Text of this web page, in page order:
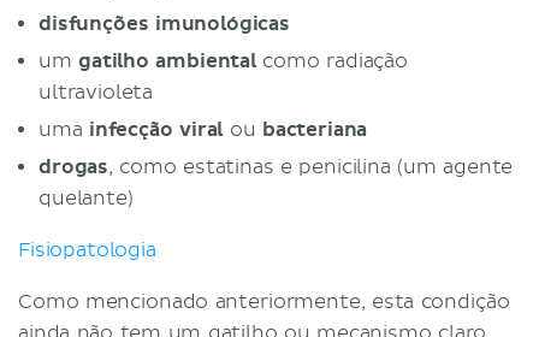
disfunções imunológicas
umgatilho ambientalcomo radiação
ultravioleta
uma infecção viralou bacteriana
drogas, como estatinas e penicilina (um agente
quelante)
Fisiopatologia
Como mencionado anteriormente, esta condição